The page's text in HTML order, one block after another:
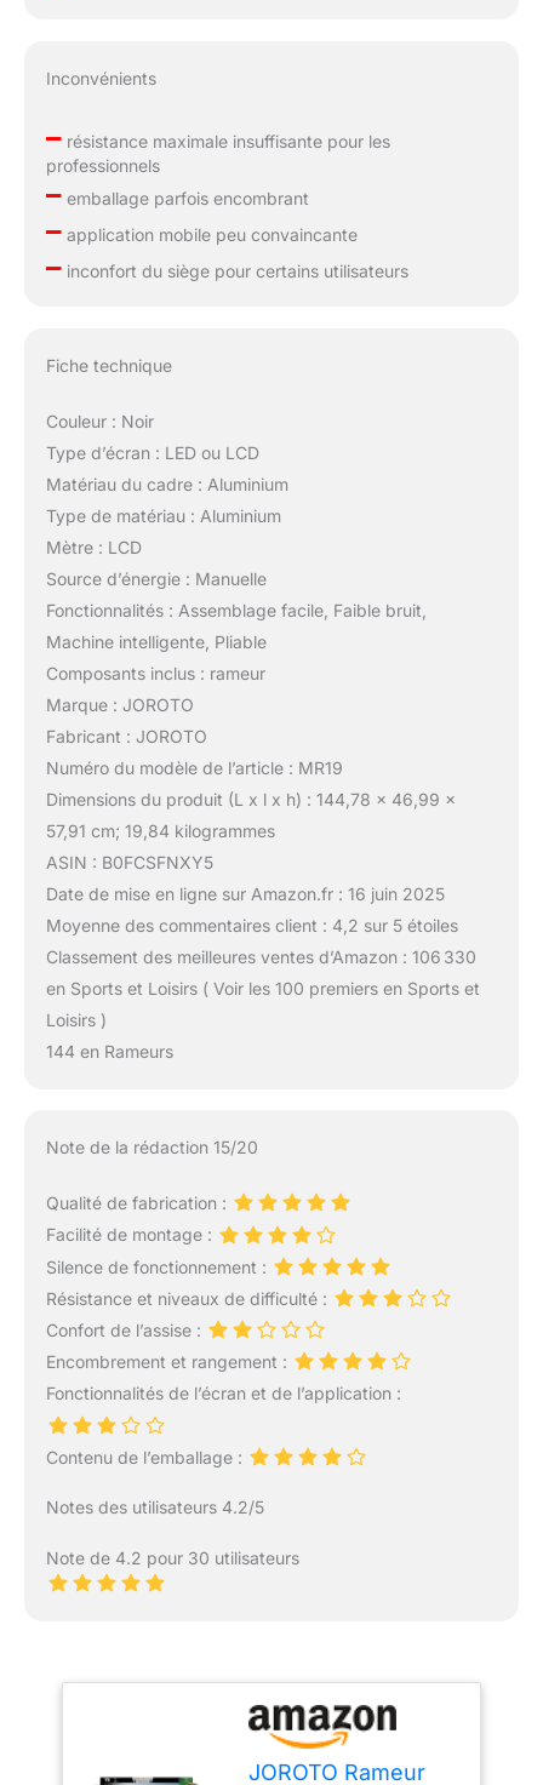
Inconvénients
–résistance maximale insuffisante pour les
professionnels
–emballage parfois encombrant
–application mobile peu convaincante
–inconfort du siège pour certains utilisateurs
Fiche technique
Couleur : Noir
Type d’écran : LED ou LCD
Matériau du cadre : Aluminium
Type de matériau : Aluminium
Mètre : LCD
Source d’énergie : Manuelle
Fonctionnalités : Assemblage facile, Faible bruit,
Machine intelligente, Pliable
Composants inclus : rameur
Marque : JOROTO
Fabricant : JOROTO
Numéro du modèle de l’article : MR19
Dimensions du produit (L x l x h) : 144,78 x 46,99 x
57,91 cm; 19,84 kilogrammes
ASIN : B0FCSFNXY5
Date de mise en ligne sur Amazon.fr : 16 juin 2025
Moyenne des commentaires client : 4,2 sur 5 étoiles
Classement des meilleures ventes d’Amazon : 106 330
en Sports et Loisirs ( Voir les 100 premiers en Sports et
Loisirs )
144 en Rameurs
Note de la rédaction 15/20
Qualité de fabrication :
Facilité de montage :
Silence de fonctionnement :
Résistance et niveaux de difficulté :
Confort de l’assise :
Encombrement et rangement :
Fonctionnalités de l’écran et de l’application :
Contenu de l’emballage :
Notes des utilisateurs 4.2/5
Note de 4.2 pour 30 utilisateurs
JOROTO Rameur